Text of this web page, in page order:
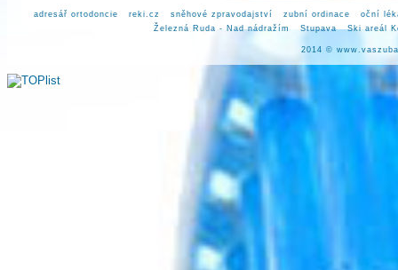
adresář ortodoncie reki.cz sněhové zpravodajství zubní ordinace
oční
Železná Ruda - Nad nádražím
Stupava Ski areál
2014 ©